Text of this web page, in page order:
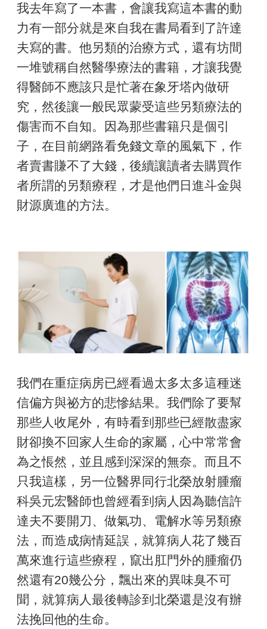
我去年寫了一本書，會讓我寫這本書的動
力有一部分就是來自我在書局看到了許達
夫寫的書。他另類的治療方式，還有坊間
一堆號稱自然醫學療法的書籍，才讓我覺
得醫師不應該只是忙著在象牙塔內做研
究，然後讓一般民眾蒙受這些另類療法的
傷害而不自知。因為那些書籍只是個引
子，在目前網路看免錢文章的風氣下，作
者賣書賺不了大錢，後續讓讀者去購買作
者所謂的另類療程，才是他們日進斗金與
財源廣進的方法。
我們在重症病房已經看過太多太多這種迷
信偏方與祕方的悲慘結果。我們除了要幫
那些人收尾外，有時看到那些已經散盡家
財卻換不回家人生命的家屬，心中常常會
為之悵然，並且感到深深的無奈。而且不
只我這樣，另一位醫界同行北榮放射腫瘤
科吳元宏醫師也曾經看到病人因為聽信許
達夫不要開刀、做氣功、電解水等另類療
法，而造成病情延誤，就算病人花了幾百
萬來進行這些療程，竄出肛門外的腫瘤仍
然還有20幾公分，飄出來的異味臭不可
聞，就算病人最後轉診到北榮還是沒有辦
法挽回他的生命。